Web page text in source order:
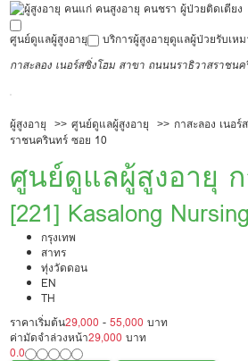
ศูนย์ดูแลผู้สูงอายุ บริการผู้สูงอายุดูแลผู้ป่วยรับเห
กาสะลอง เนอร์สซิ่งโฮม สาขา ถนนนราธิวาสราชน
ผู้สูงอายุ ศูนย์ดูแลผู้สูงอายุ
กาสะลอง เนอ
ราชนครินทร์ ซอย 10
ศูนย์ดูแลผู้สูงอายุ
เนอร์สซิ่งโฮม สา
นราธิวาสราชนคริ
10
[221] Kasalong
Branch Narathiwat
กรุงเทพ
สาทร
ทุ่งวัดดอน
EN
TH
ราคาเริ่มต้น29,000 -55,000 บาท
ค่ามัดจำล่วงหน้า29,000 บาท
0.0